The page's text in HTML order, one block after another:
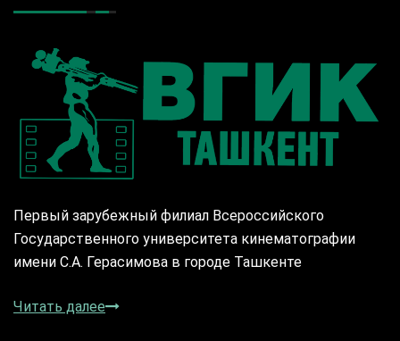
Первый зарубежный филиал Всероссийского
Государственного университета кинематографии
имени С.А. Герасимова в городе Ташкенте
Читать далее